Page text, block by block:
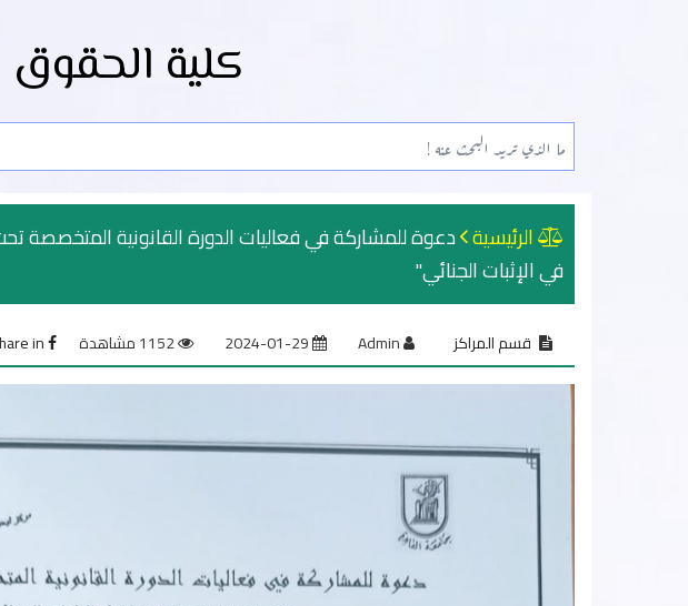
كلية الحقوق
الرئيسية دعوة للمشاركة في فعاليات الدورة القانونية المتخصصة
في الإثبات الجنائي"
قسم المراكز